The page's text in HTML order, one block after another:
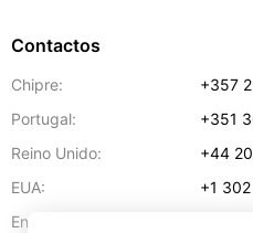
Contactos
Chipre:
+357
Portugal:
+351
Reino Unido:
+44
EUA:
+1
Endereço de e-mail: